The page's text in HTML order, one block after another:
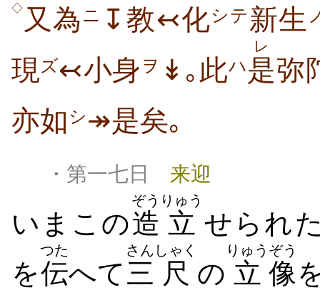
◇ 又為ニ ↧教↢化シテ 新生
現ズ↢小身 ヲ ↡｡此ハ是
レ
弥
亦如 シ↠是矣｡
・第一七日 来迎
いまこの造
ぞう
立
りゅう
せられ
を伝
つた
へて 三
さん
尺
しゃく
の 立
りゅう
像
ぞう